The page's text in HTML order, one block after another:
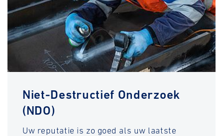
Niet-Destructief Onderzoek
(NDO)
Uw reputatie is zo goed als uw laatste